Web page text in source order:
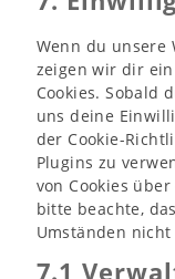
Wenn du unsere
zeigen wir dir
Cookies. Sobald
uns deine
der Cookie-
Plugins zu
von Cookies
bitte beachte,
Umständen
7.1